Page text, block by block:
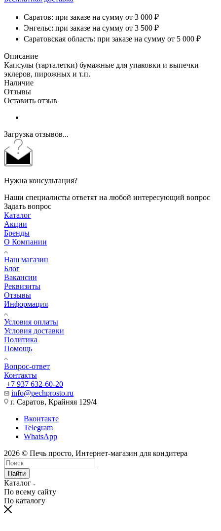
Саратов: при заказе на сумму от 3 000 ₽
Энгельс: при заказе на сумму от 3 500 ₽
Саратовская область: при заказе на сумму от 5 000 ₽
Описание
Капсулы (тарталетки) бумажные для упаковки и выпечки
эклеров, пирожных и т.п.
Наличие
Отзывы
Оставить отзыв
Загрузка отзывов...
Нужна консультация?
Наши специалисты ответят на любой интересующий вопрос
Задать вопрос
Каталог
Акции
Бренды
О Компании
Наш магазин
Блог
Вакансии
Реквизиты
Отзывы
Информация
Условия оплаты
Условия доставки
Политика
Помощь
Вопрос-ответ
Контакты
+7 937 632-60-20
info@pechprosto.ru
г. Саратов, Крайняя 129/4
Вконтакте
Telegram
WhatsApp
2026 © Печь просто, Интернет-магазин для кондитера
Найти
Каталог
По всему сайту
По каталогу